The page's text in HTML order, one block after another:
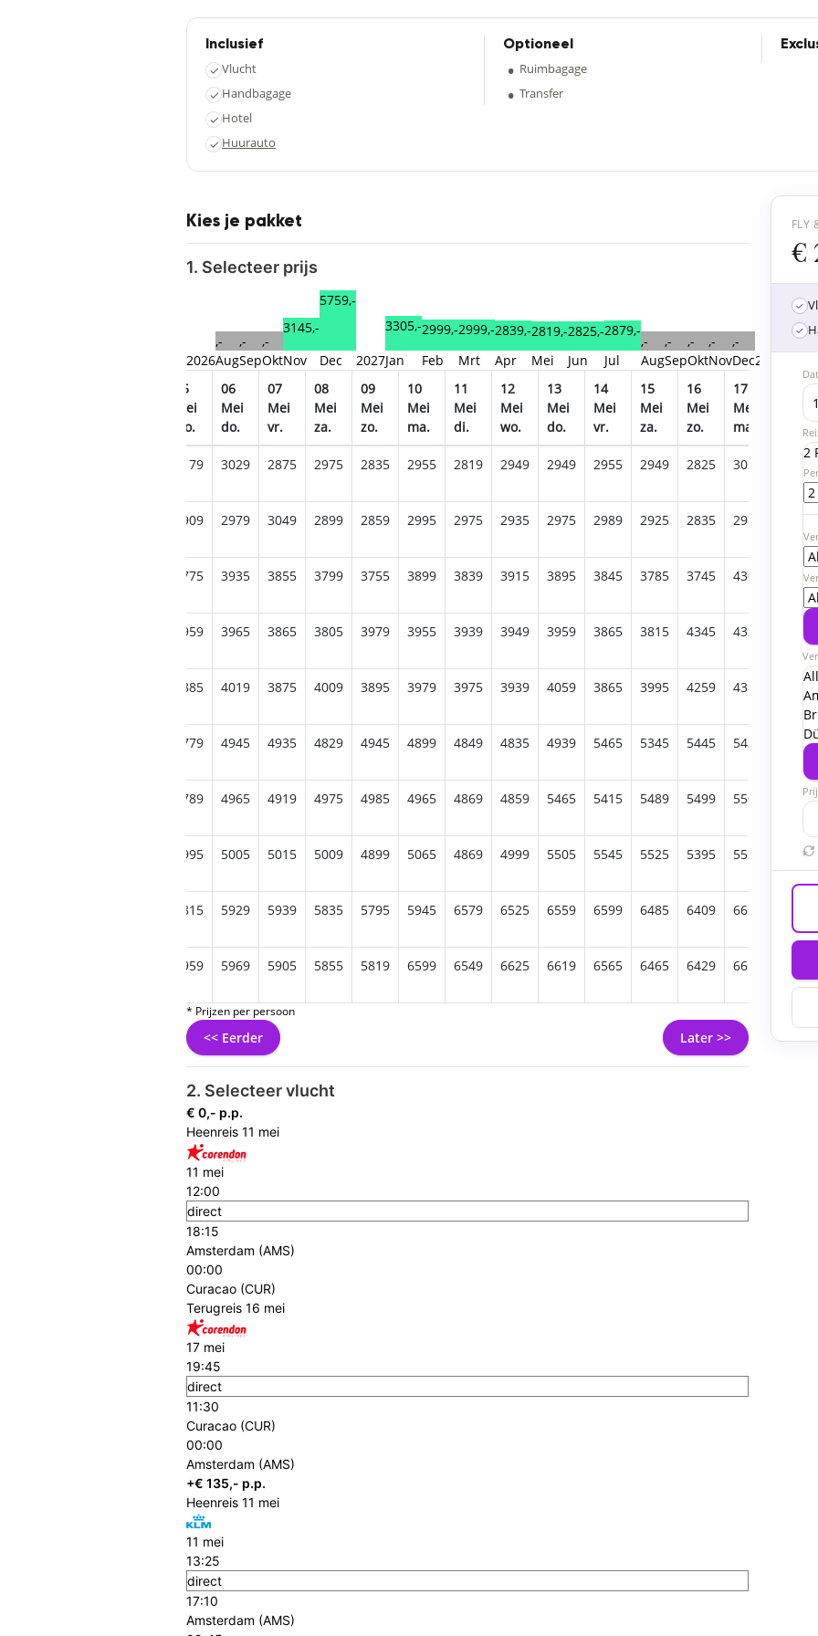
Inclusief
✓Vlucht
✓ Handbagage
✓ Hotel
✓ Huurauto
Optioneel
• Ruimbagage
• Transfer
FLY
€
2
Kies je pakket
1. Selecteer prijs
2026
,-
Aug
,-
Sep
,-
Okt
3145,-
Nov
5759,-
Dec 2027
3305,-
Jan
2999,-
Feb
2999,-
Mrt
2839,-
Apr
2819,-
Mei
2825,-
Jun
2879,-
Jul
,-
Aug
,-
Sep
,-
Okt
,-
Nov
,-
Dec2028
05
Mei
wo.
06
Mei
do.
07
Mei
vr.
08
Mei
za.
09
Mei
zo.
10
Mei
ma.
11
Mei
di.
12
Mei
wo.
13
Mei
do.
14
Mei
vr.
15
Mei
za.
16
Mei
zo.
17
Mei
ma.
3179 3029 2875 2975 2835 2955 2819 2949 2949 2955 2949 2825 3025
2909 2979 3049 2899 2859 2995 2975 2935 2975 2989 2925 2835 2989 2969
3775 3935 3855 3799 3755 3899 3839 3915 3895 3845 3785 3745 4309 4235
3959 3965 3865 3805 3979 3955 3939 3949 3959 3865 3815 4345 4329
3885 4019 3875 4009 3895 3979 3975 3939 4059 3865 3995 4259 4389 4369
4779 4945 4935 4829 4945 4899 4849 4835 4939 5465 5345 5445 5439 5369
4789 4965 4919 4975 4985 4965 4869 4859 5465 5415 5489 5499 5505 5349
4995 5005 5015 5009 4899 5065 4869 4999 5505 5545 5525 5395 5539 5389
5815 5929 5939 5835 5795 5945 6579 6525 6559 6599 6485 6409 6615
5959 5969 5905 5855 5819 6599 6549 6625 6619 6565 6465 6429 6619
* Prijzen per persoon
<< Eerder Later >>
2. Selecteer vlucht
€ 0,- p.p.
Heenreis 11 mei
11 mei
12:00
direct
18:15
Amsterdam (AMS)
00:00
Curacao (CUR)
Terugreis 16 mei
17 mei
19:45
direct
11:30
Curacao (CUR)
00:00
Amsterdam (AMS)
+€ 135,- p.p.
Heenreis 11 mei
11 mei
13:25
direct
17:10
Amsterdam (AMS)